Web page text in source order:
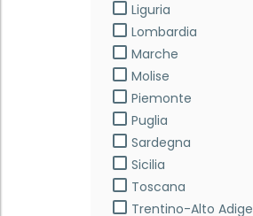
Liguria
Lombardia
Marche
Molise
Piemonte
Puglia
Sardegna
Sicilia
Toscana
Trentino-Alto Adige